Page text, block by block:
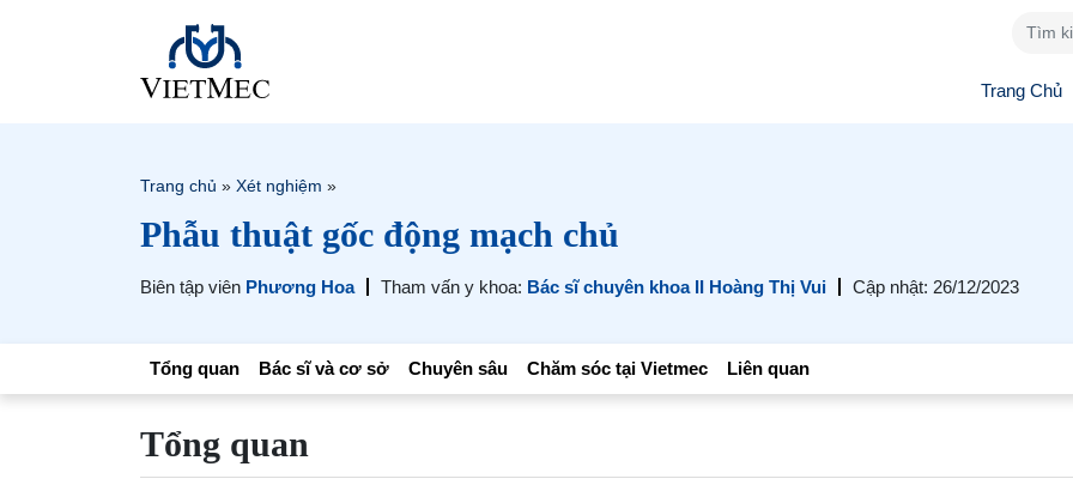
Trang Chủ
Trang chủ » Xét nghiệm »
Phẫu thuật gốc động mạch chủ
Biên tập viên Phương Hoa Tham vấn y khoa: Bác sĩ chuyên khoa II Hoàng Thị Vui Cập nhật: 26/12/2023
Tổng quan Bác sĩ và cơ sở Chuyên sâu Chăm sóc tại Vietmec Liên quan
Tổng quan